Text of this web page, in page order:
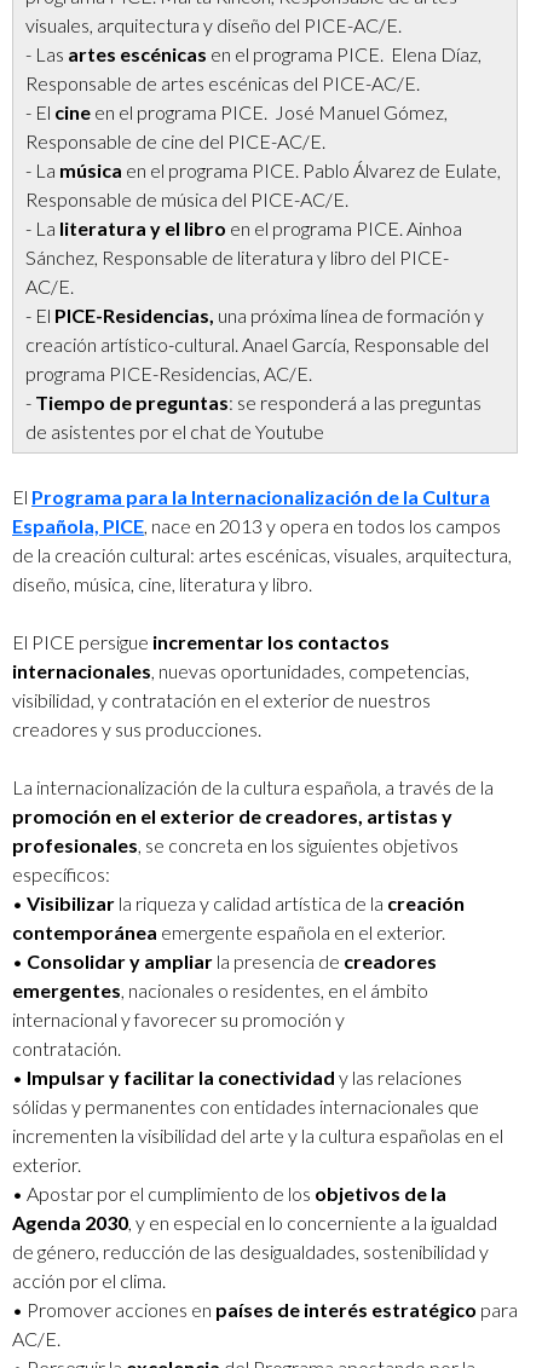
visuales, arquitectura y diseño del PICE-AC/E.
- Las artes escénicas en el programa PICE. Elena Díaz,
Responsable de artes escénicas del PICE-AC/E.
- El cine en el programa PICE. José Manuel Gómez,
Responsable de cine del PICE-AC/E.
- La música en el programa PICE. Pablo Álvarez de Eulate,
Responsable de música del PICE-AC/E.
- La literatura y el libro en el programa PICE. Ainhoa
Sánchez, Responsable de literatura y libro del PICE-
AC/E.
- El PICE-Residencias, una próxima línea de formación y
creación artístico-cultural. Anael García, Responsable del
programa PICE-Residencias, AC/E.
- Tiempo de preguntas: se responderá a las preguntas
de asistentes por el chat de Youtube
El Programa para la Internacionalización de la Cultura
Española, PICE, nace en 2013 y opera en todos los campos
de la creación cultural: artes escénicas, visuales, arquitectura,
diseño, música, cine, literatura y libro.
El PICE persigue incrementar los contactos
internacionales, nuevas oportunidades, competencias,
visibilidad, y contratación en el exterior de nuestros
creadores y sus producciones.
La internacionalización de la cultura española, a través de la
promoción en el exterior de creadores, artistas y
profesionales, se concreta en los siguientes objetivos
específicos:
• Visibilizar la riqueza y calidad artística de la creación
contemporánea emergente española en el exterior.
• Consolidar y ampliar la presencia de creadores
emergentes, nacionales o residentes, en el ámbito
internacional y favorecer su promoción y
contratación.
• Impulsar y facilitar la conectividad y las relaciones
sólidas y permanentes con entidades internacionales que
incrementen la visibilidad del arte y la cultura españolas en el
exterior.
• Apostar por el cumplimiento de los objetivos de la
Agenda 2030, y en especial en lo concerniente a la igualdad
de género, reducción de las desigualdades, sostenibilidad y
acción por el clima.
• Promover acciones en países de interés estratégico para
AC/E.